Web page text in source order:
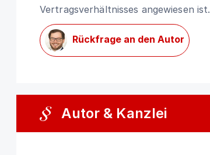
Vertragsverhältnisses angewiesen ist.
Rückfrage an den Autor
Autor & Kanzlei